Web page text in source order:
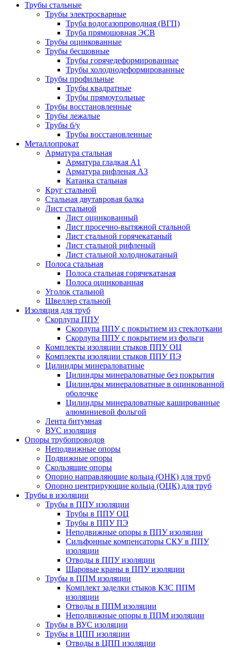
Трубы стальные
Трубы электросварные
Труба водогазопроводная (ВГП)
Труба прямошовная ЭСВ
Трубы оцинкованные
Трубы бесшовные
Трубы горячедеформированные
Трубы холоднодеформированные
Трубы профильные
Трубы квадратные
Трубы прямоугольные
Трубы восстановленные
Трубы лежалые
Трубы б/у
Трубы восстановленные
Металлопрокат
Арматура стальная
Арматура гладкая А1
Арматура рифленая А3
Катанка стальная
Круг стальной
Стальная двутавровая балка
Лист стальной
Лист оцинкованный
Лист просечно-вытяжной стальной
Лист стальной горячекатаный
Лист стальной рифленый
Лист стальной холоднокатаный
Полоса стальная
Полоса стальная горячекатаная
Полоса оцинкованная
Уголок стальной
Швеллер стальной
Изоляция для труб
Скорлупа ППУ
Скорлупа ППУ с покрытием из стеклоткани
Скорлупа ППУ с покрытием из фольги
Комплекты изоляции стыков ППУ ОЦ
Комплекты изоляции стыков ППУ ПЭ
Цилиндры минераловатные
Цилиндры минераловатные без покрытия
Цилиндры минераловатные в оцинкованной
оболочке
Цилиндры минераловатные кашированные
алюминиевой фольгой
Лента битумная
ВУС изоляция
Опоры трубопроводов
Неподвижные опоры
Подвижные опоры
Скользящие опоры
Опорно направляющие кольца (ОНК) для труб
Опорно центрирующие кольца (ОЦК) для труб
Трубы в изоляции
Трубы в ППУ изоляции
Трубы в ППУ ОЦ
Трубы в ППУ ПЭ
Неподвижные опоры в ППУ изоляции
Сильфонные компенсаторы СКУ в ППУ
изоляции
Отводы в ППУ изоляции
Шаровые краны в ППУ изоляции
Трубы в ППМ изоляции
Комплект заделки стыков КЗС ППМ
изоляции
Отводы в ППМ изоляции
Неподвижные опоры в ППМ изоляции
Трубы в ВУС изоляции
Трубы в ЦПП изоляции
Отводы в ЦПП изоляции